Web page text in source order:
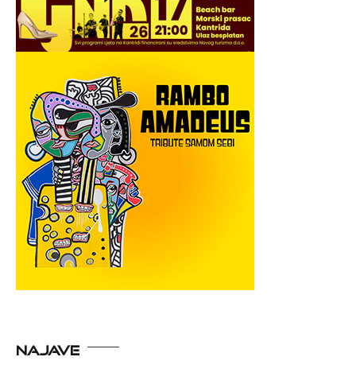
NAJAVE